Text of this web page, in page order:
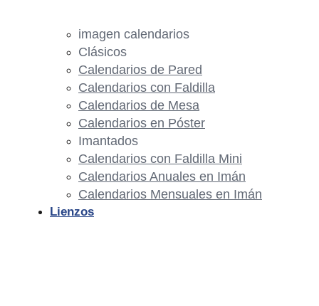
imagen calendarios
Clásicos
Calendarios de Pared
Calendarios con Faldilla
Calendarios de Mesa
Calendarios en Póster
Imantados
Calendarios con Faldilla Mini
Calendarios Anuales en Imán
Calendarios Mensuales en Imán
Lienzos